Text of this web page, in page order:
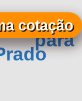
Calha
para
cotação